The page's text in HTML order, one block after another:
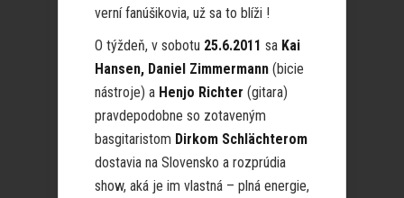
verní fanúšikovia, už sa to blíži !
O týždeň, v sobotu 25.6.2011 sa Kai
Hansen, Daniel Zimmermann (bicie
nástroje) a Henjo Richter (gitara)
pravdepodobne so zotaveným
basgitaristom Dirkom Schlächterom
dostavia na Slovensko a rozprúdia
show, aká je im vlastná – plná energie,